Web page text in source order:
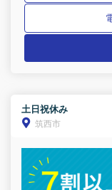
土日祝休み
筑西市